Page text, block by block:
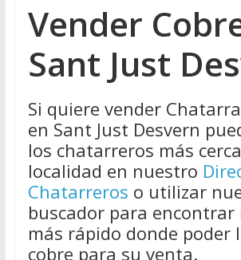
Vender
Sant Just
Si quiere vender
en Sant Just Desvern
los chatarreros más
localidad en nuestro
Chatarreros o utilizar
buscador para encontrar
más rápido donde poder
cobre para su venta.